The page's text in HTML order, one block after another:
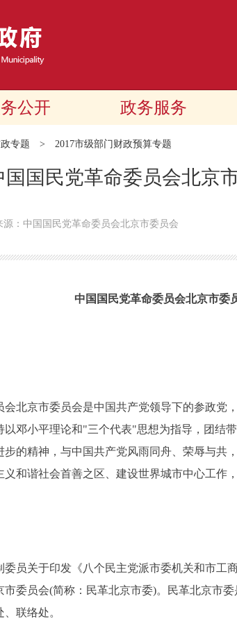
公开 政务服务
专题 > 2017市级部门财政预算专题
国国民党革命委员会北京
源：中国国民党革命委员会北京市委员会
中国国民党革命委员会北京市委
京市委员会是中国共产党领导下的参政党
以邓小平理论和"三个代表"思想为指导，团结
步的精神，与中国共产党风雨同舟、荣辱与
和谐社会首善之区、建设世界城市中心工作
关于印发《八个民主党派市委机关和市工
市委员会(简称：民革北京市委)。民革北京市
联络处。